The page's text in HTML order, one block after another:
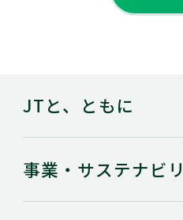
JTと、ともに
事業・ サステナビ